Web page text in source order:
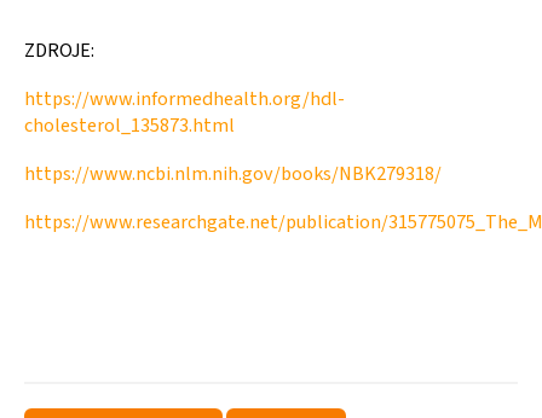
ZDROJE:
https://www.informedhealth.org/hdl-
cholesterol_135873.html
https://www.ncbi.nlm.nih.gov/books/NBK279318/
https://www.researchgate.net/publication/